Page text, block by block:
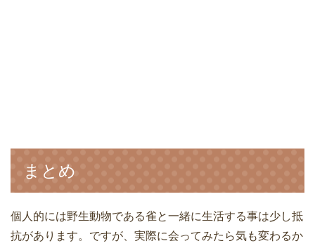
まとめ
個人的には野生動物である雀と一緒に生活する事は少し抵
抗があります。ですが、実際に会ってみたら気も変わるか